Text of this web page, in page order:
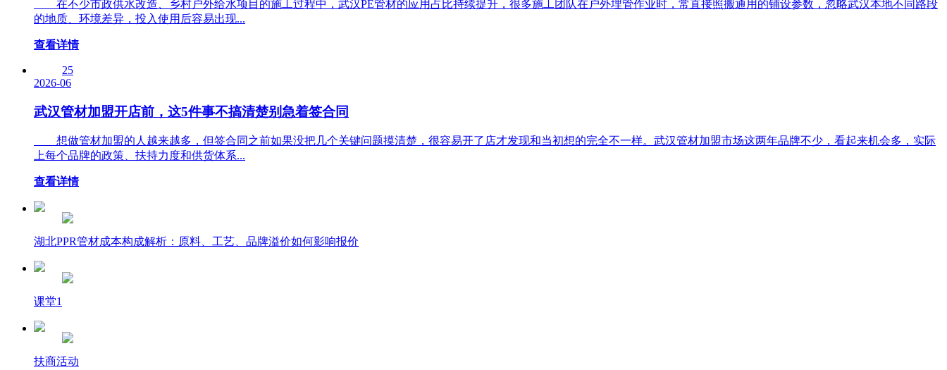
在不少市政供水改造、乡村户外给水项目的施工过程中，武汉PE管材的应用占比持续提升，很多施工团队在户外埋管作业时，常直接照搬通用的铺设参数，忽略武汉本地不同路段
的地质、环境差异，投入使用后容易出现...
查看详情
25
2026-06
武汉管材加盟开店前，这5件事不搞清楚别急着签合同
想做管材加盟的人越来越多，但签合同之前如果没把几个关键问题摸清楚，很容易开了店才发现和当初想的完全不一样。武汉管材加盟市场这两年品牌不少，看起来机会多，实际
上每个品牌的政策、扶持力度和供货体系...
查看详情
湖北PPR管材成本构成解析：原料、工艺、品牌溢价如何影响报价
课堂1
扶商活动